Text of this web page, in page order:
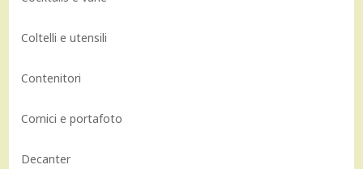
Coltelli e utensili
Contenitori
Cornici e portafoto
Decanter